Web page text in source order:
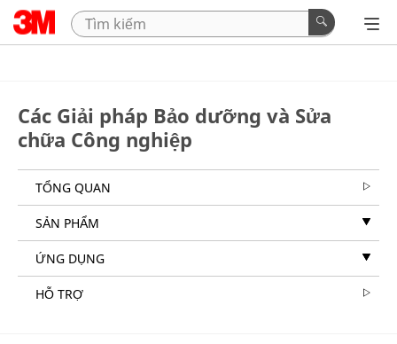
Các Giải pháp Bảo dưỡng và Sửa
chữa Công nghiệp
TỔNG QUAN
SẢN PHẨM
ỨNG DỤNG
HỖ TRỢ